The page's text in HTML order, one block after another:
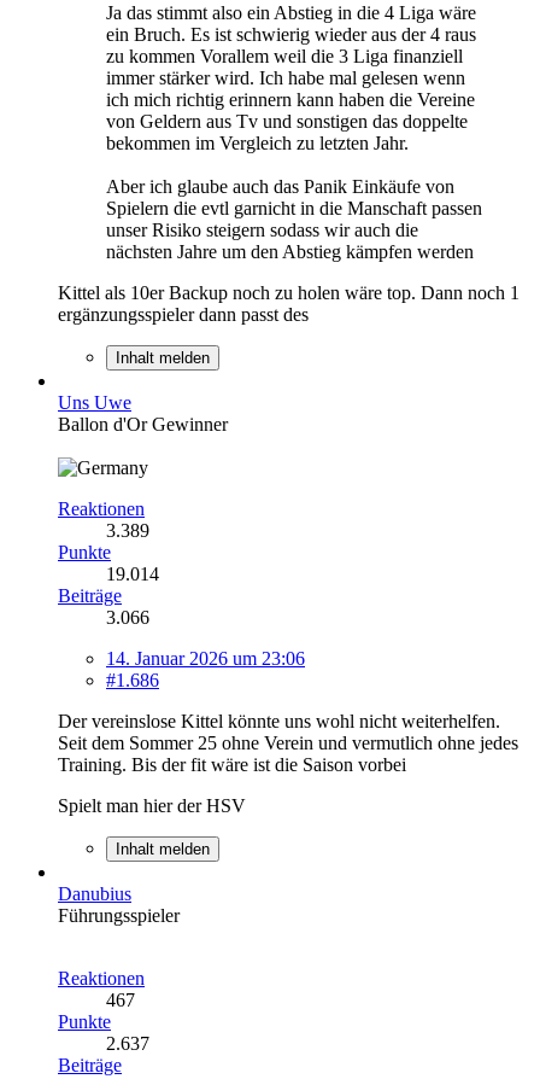
Ja das stimmt also ein Abstieg in die 4 Liga wäre
ein Bruch. Es ist schwierig wieder aus der 4 raus
zu kommen Vorallem weil die 3 Liga finanziell
immer stärker wird. Ich habe mal gelesen wenn
ich mich richtig erinnern kann haben die Vereine
von Geldern aus Tv und sonstigen das doppelte
bekommen im Vergleich zu letzten Jahr.
Aber ich glaube auch das Panik Einkäufe von
Spielern die evtl garnicht in die Manschaft passen
unser Risiko steigern sodass wir auch die
nächsten Jahre um den Abstieg kämpfen werden
Kittel als 10er Backup noch zu holen wäre top. Dann noch 1
ergänzungsspieler dann passt des
Inhalt melden
Uns Uwe
Ballon d'Or Gewinner
Reaktionen
3.389
Punkte
19.014
Beiträge
3.066
14. Januar 2026 um 23:06
#1.686
Der vereinslose Kittel könnte uns wohl nicht weiterhelfen.
Seit dem Sommer 25 ohne Verein und vermutlich ohne jedes
Training. Bis der fit wäre ist die Saison vorbei
Spielt man hier der HSV
Inhalt melden
Danubius
Führungsspieler
Reaktionen
467
Punkte
2.637
Beiträge